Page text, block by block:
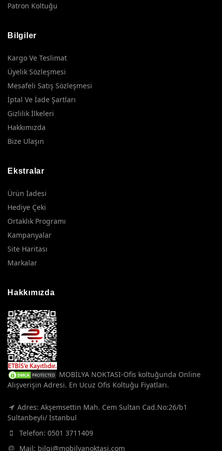
Patron Koltuğu
Bilgiler
Kargo Ve Teslimat
Üyelik Sözleşmesi
Mesafeli Satış Sözleşmesi
İptal Ve İade Şartları
Gizlilik İlkeleri
Hakkımızda
Bize Ulaşın
Ekstralar
Ürün İadesi
Hediye Çeki
Ortaklık Programı
Kampanyalar
Site Haritası
Markalar
Hakkımızda
MOBİLYA NOKTASI-Ofis koltuğunda Online
Alışverişin Adresi. En Ucuz Ofis Koltuğu Fiyatları.
Adres: Akşemsettin Mah. Cem Sultan Cad.No:26/b1
Sultanbeyli/ İstanbul
Telefon: 0501 3711409
Mail: bilgi@mobilyanoktasi.com